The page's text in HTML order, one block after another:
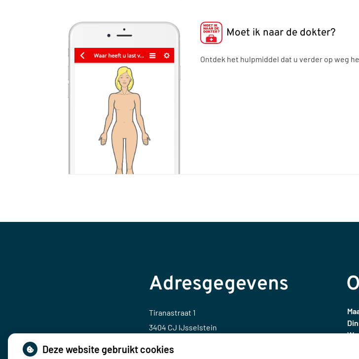
Moet ik naar de dokter?
Ontdek het hulpmiddel dat u verder op weg
Adresgegevens
Tiranastraat 1
3404 CJ IJsselstein
Deze website gebruikt cookies